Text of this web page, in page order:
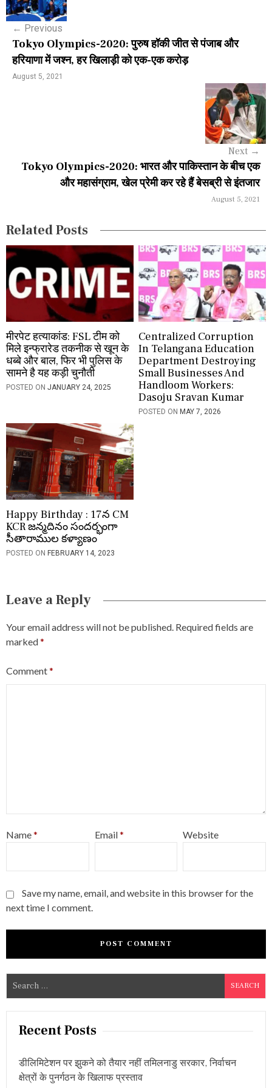
s
n
a
o
n
← Previous
Tokyo Olympics-2020: पुरुष हॉकी जीत से पंजाब और
हरियाणा में जश्न, हर खिलाड़ी को एक-एक करोड़
August 5, 2021
Next →
Tokyo Olympics-2020: भारत और पाकिस्तान के बीच एक
और महासंग्राम, खेल प्रेमी कर रहे हैं बेसब्री से इंतजार
August 5, 2021
Related Posts
मीरपेट हत्याकांड: FSL टीम को
मिले इन्फ्रारेड तकनीक से खून के
धब्बे और बाल, फिर भी पुलिस के
सामने है यह कड़ी चुनौती
POSTED ON JANUARY 24, 2025
Centralized Corruption
In Telangana Education
Department Destroying
Small Businesses And
Handloom Workers:
Dasoju Sravan Kumar
POSTED ONMAY 7, 2026
Happy Birthday : 17న CM
KCR జన్మదినం సందర్భంగా
సీతారాముల కళ్యాణం
POSTED ON FEBRUARY 14, 2023
Leave a Reply
Your email address will not be published. Required fields are
marked*
Comment*
Name* Email* Website
Save my name, email, and website in this browser for the
next time I comment.
e
a
Recent Posts
डीलिमिटेशन पर झुकने को तैयार नहीं तमिलनाडु सरकार, निर्वाचन
क्षेत्रों के पुनर्गठन के खिलाफ प्रस्ताव